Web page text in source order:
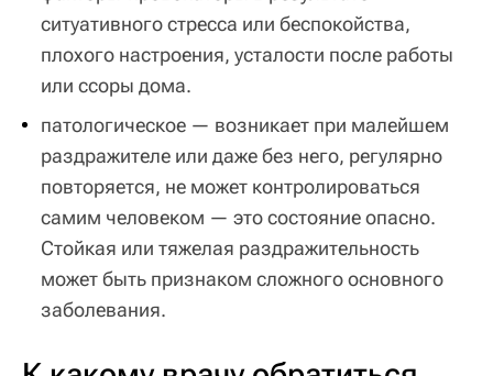
ситуативного стресса или беспокойства,
плохого настроения, усталости после работы
или ссоры дома.
патологическое — возникает при малейшем
раздражителе или даже без него, регулярно
повторяется, не может контролироваться
самим человеком — это состояние опасно.
Стойкая или тяжелая раздражительность
может быть признаком сложного основного
заболевания.